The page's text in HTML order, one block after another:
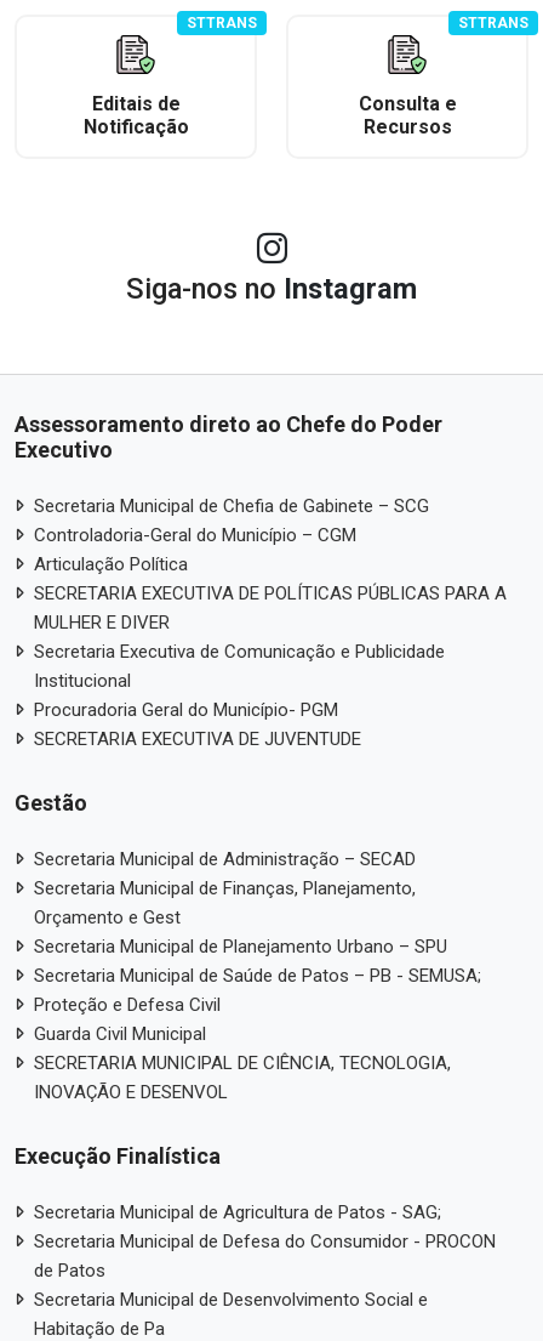
Editais de
Notificação
STTRANS
Consulta e
Recursos
STTRANS
Siga-nos no Instagram
Assessoramento direto ao Chefe do Poder
Executivo
Secretaria Municipal de Chefia de Gabinete – SCG
Controladoria-Geral do Município – CGM
Articulação Política
SECRETARIA EXECUTIVA DE POLÍTICAS PÚBLICAS PARA A
MULHER E DIVER
Secretaria Executiva de Comunicação e Publicidade
Institucional
Procuradoria Geral do Município- PGM
SECRETARIA EXECUTIVA DE JUVENTUDE
Gestão
Secretaria Municipal de Administração – SECAD
Secretaria Municipal de Finanças, Planejamento,
Orçamento e Gest
Secretaria Municipal de Planejamento Urbano – SPU
Secretaria Municipal de Saúde de Patos – PB - SEMUSA;
Proteção e Defesa Civil
Guarda Civil Municipal
SECRETARIA MUNICIPAL DE CIÊNCIA, TECNOLOGIA,
INOVAÇÃO E DESENVOL
Execução Finalística
Secretaria Municipal de Agricultura de Patos - SAG;
Secretaria Municipal de Defesa do Consumidor - PROCON
de Patos
Secretaria Municipal de Desenvolvimento Social e
Habitação de Pa